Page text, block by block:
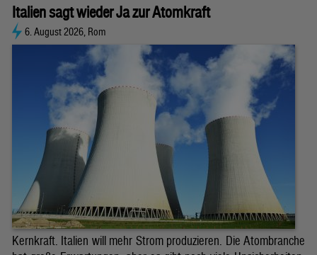
Italien sagt wieder Ja zur Atomkraft
6. August 2026, Rom
Kernkraft. Italien will mehr Strom produzieren. Die Atombranche